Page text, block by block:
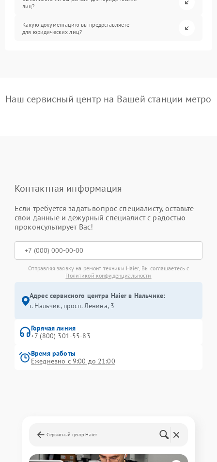
лиц?
Какую документацию вы предоставляете
для юридических лиц?
Наш сервисный центр на Вашей станции метро
Контактная информация
Если требуется задать вопрос специалисту, оставьте
свои данные и дежурный специалист с радостью
проконсультирует Вас!
Отправляя заявку на ремонт техники Haier, Вы соглашаетесь с
Политикой конфиденциальности
Адрес сервисного центра Haier в Нальчике:
г. Нальчик, просп. Ленина, 3
Горячая линия
+7 (800) 301-55-83
Время работы
Ежедневно с 9:00 до 21:00
Сервисный центр Haier